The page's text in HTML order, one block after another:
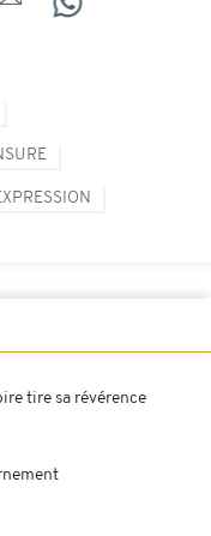
tire sa révérence